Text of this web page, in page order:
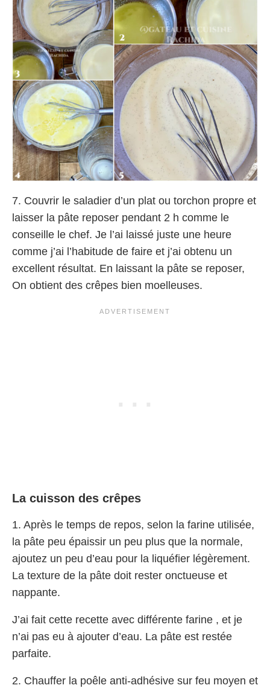
7. Couvrir le saladier d’un plat ou torchon propre et
laisser la pâte reposer pendant 2 h comme le
conseille le chef. Je l’ai laissé juste une heure
comme j’ai l’habitude de faire et j’ai obtenu un
excellent résultat. En laissant la pâte se reposer,
On obtient des crêpes bien moelleuses.
La cuisson des crêpes
1. Après le temps de repos, selon la farine utilisée,
la pâte peu épaissir un peu plus que la normale,
ajoutez un peu d’eau pour la liquéfier légèrement.
La texture de la pâte doit rester onctueuse et
nappante.
J’ai fait cette recette avec différente farine , et je
n’ai pas eu à ajouter d’eau. La pâte est restée
parfaite.
2. Chauffer la poêle anti-adhésive sur feu moyen et